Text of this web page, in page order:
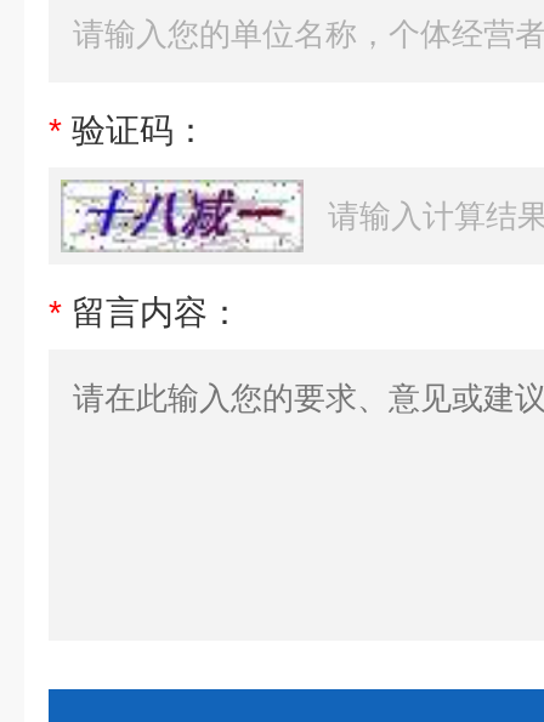
* 验证码：
* 留言内容：